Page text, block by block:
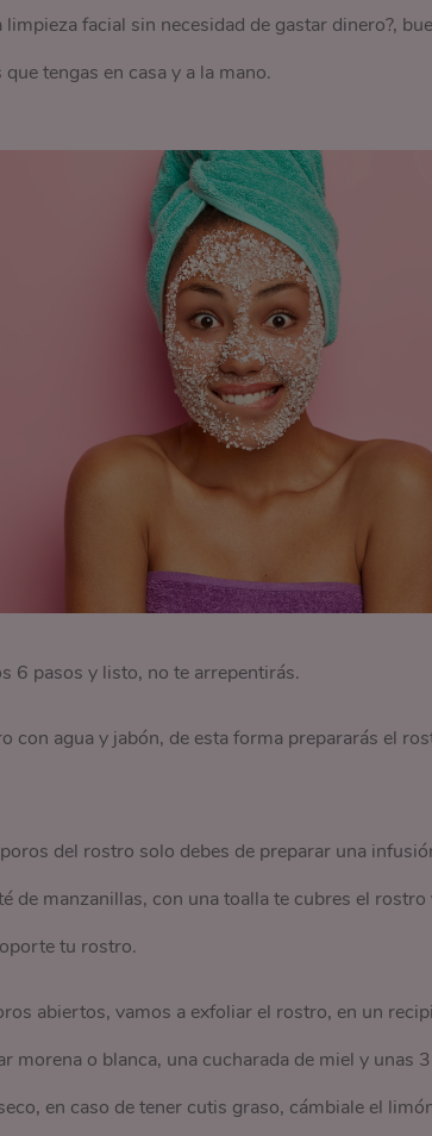
limpieza facial sin necesidad de gastar dinero?,
tengas en casa y a la mano.
6 pasos y listo, no te arrepentirás.
con agua y jabón, de esta forma prepararás el
del rostro solo debes de preparar una
de manzanillas, con una toalla te cubres el
tu rostro.
abiertos, vamos a exfoliar el rostro, en un
morena o blanca, una cucharada de miel y unas
en caso de tener cutis graso, cámbiale el